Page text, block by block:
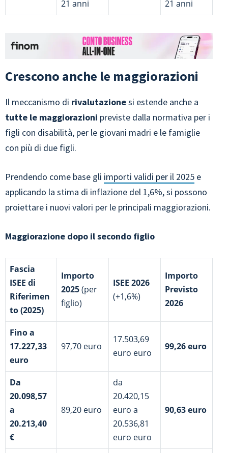
21 anni 21 anni
Crescono anche le maggiorazioni
Il meccanismo di rivalutazionesi estende anche a
tutte le maggiorazioni previste dalla normativa per i
figli con disabilità, per le giovani madri e le famiglie
con più di due figli.
Prendendo come base gli importi validi per il 2025 e
applicando la stima di inflazione del 1,6%, si possono
proiettare i nuovi valori per le principali maggiorazioni.
Maggiorazione dopo il secondo figlio
Fascia
ISEE di
Riferimen
to (2025)
Importo
2025(per
figlio)
ISEE 2026
(+1,6%)
Importo
Previsto
2026
Fino a
17.227,33
euro
97,70 euro
17.503,69
euro euro
99,26 euro
Da
20.098,57
a
20.213,40
€
89,20 euro
da
20.420,15
euro a
20.536,81
euro euro
90,63 euro